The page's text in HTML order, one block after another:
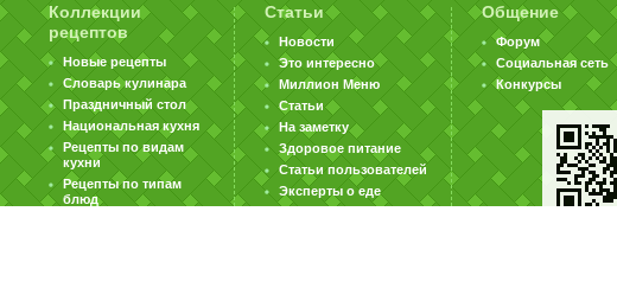
Коллекции
рецептов
Новые рецепты
Словарь кулинара
Праздничный стол
Национальная кухня
Рецепты по видам
кухни
Рецепты по типам
блюд
Статьи
Новости
Это интересно
Миллион Меню
Статьи
На заметку
Здоровое питание
Статьи пользователей
Эксперты о еде
Общение
Форум
Социальная сеть
Конкурсы